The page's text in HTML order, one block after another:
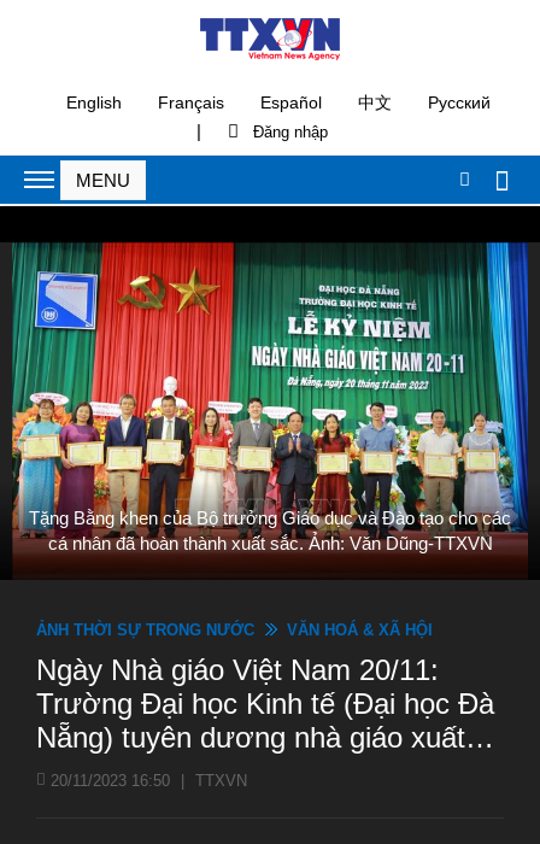
English Français Español 中文 Русский
|
Tặng Bằng khen của Bộ trưởng Giáo dục và Đào tạo cho các
cá nhân đã hoàn thành xuất sắc. Ảnh: Văn Dũng-TTXVN
ẢNH THỜI SỰ TRONG NƯỚC VĂN HOÁ & XÃ HỘI
Ngày Nhà giáo Việt Nam 20/11:
Trường Đại học Kinh tế (Đại học Đà
Nẵng) tuyên dương nhà giáo xuất
sắc
20/11/2023 16:50 TTXVN